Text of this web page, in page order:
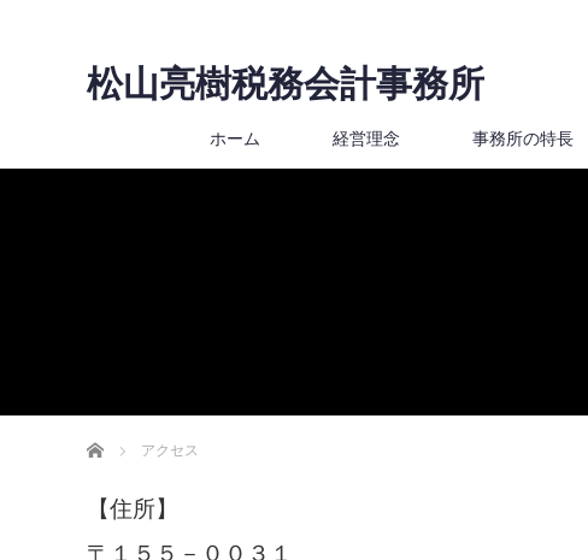
松山亮樹税務会計事務所
ホーム 経営理念 事務所の特長
ホーム アクセス
【住所】
〒１５５－００３１